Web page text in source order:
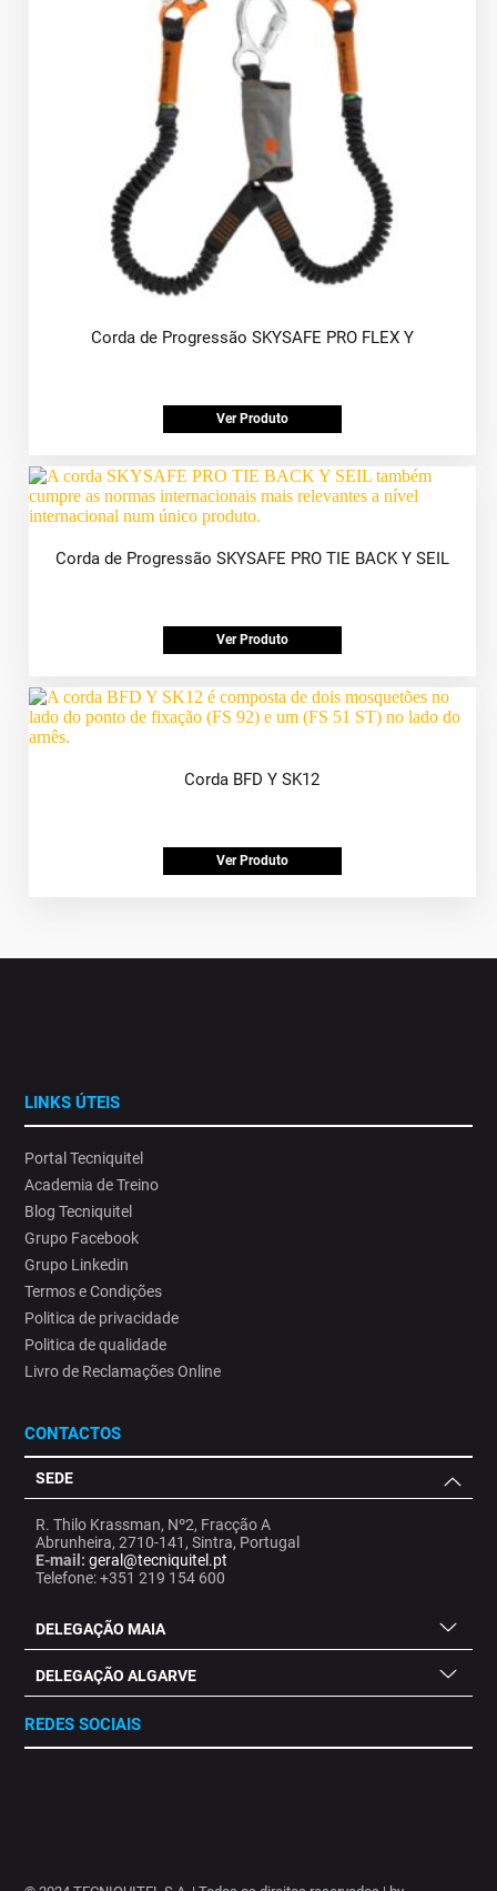
Corda de Progressão SKYSAFE PRO FLEX Y
Ver Produto
Corda de Progressão SKYSAFE PRO TIE BACK Y SEIL
Ver Produto
Corda BFD Y SK12
Ver Produto
LINKS ÚTEIS
Portal Tecniquitel
Academia de Treino
Blog Tecniquitel
Grupo Facebook
Grupo Linkedin
Termos e Condições
Politica de privacidade
Politica de qualidade
Livro de Reclamações Online
CONTACTOS
SEDE
R. Thilo Krassman, Nº2, Fracção A
Abrunheira, 2710-141, Sintra, Portugal
E-mail: geral@tecniquitel.pt
Telefone: +351 219 154 600
DELEGAÇÃO MAIA
DELEGAÇÃO ALGARVE
REDES SOCIAIS